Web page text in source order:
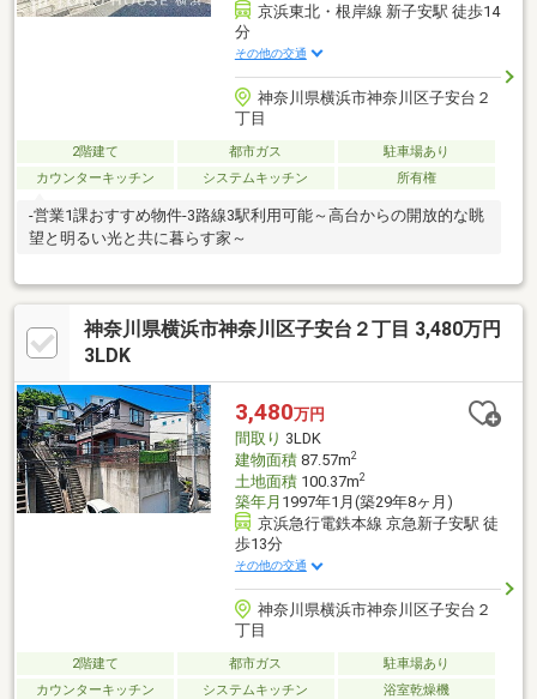
京浜東北・根岸線 新子安駅 徒歩14
分
その他の交通
神奈川県横浜市神奈川区子安台２
丁目
2階建て 都市ガス
駐車場あり
カウンターキッチン
システムキッチン 所有権
-営業1課おすすめ物件-3路線3駅利用可能～高台からの開放的な眺
望と明るい光と共に暮らす家～
神奈川県横浜市神奈川区子安台２丁目 3,480万円
3LDK
3,480万円
間取り 3LDK
建物面積87.57m2
土地面積100.37m2
築年月 1997年1月(築29年8ヶ月)
京浜急行電鉄本線 京急新子安駅 徒
歩13分
その他の交通
神奈川県横浜市神奈川区子安台２
丁目
2階建て 都市ガス
駐車場あり
カウンターキッチン
システムキッチン 浴室乾燥機